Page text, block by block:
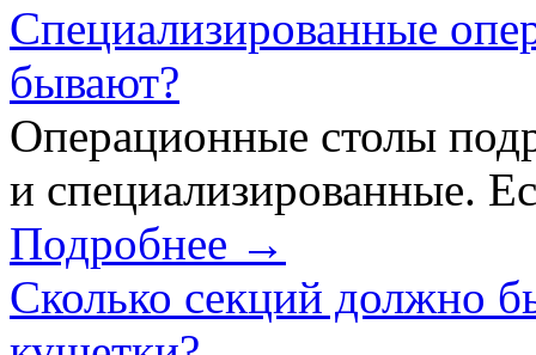
Специализированные
бывают?
Операционные столы
и специализированные.
Подробнее →
Сколько секций должно